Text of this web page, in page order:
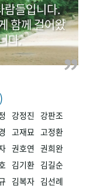
영상 기록물
람들입니다.
함께 걸어왔
다.
강정진
강판조
고재묘 고정환
권호연 권희완
김기환 김길순
김복자 김선례